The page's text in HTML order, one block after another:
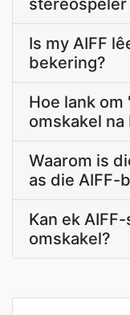
stereospeler
Is my AIFF
bekering?
Hoe lank om
omskakel na
Waarom is
as die AIFF-
Kan ek
omskakel?